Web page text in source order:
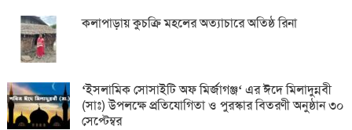
কলাপাড়ায় কুচক্রি মহলের অত্যাচারে অতিষ্ঠ রিনা
‘ইসলামিক সোসাইটি অফ মির্জাগঞ্জ‘ এর ঈদে মিলাদুন্নবী
(সাঃ) উপলক্ষে প্রতিযোগিতা ও পুরস্কার বিতরণী অনুষ্ঠান ৩০
সেপ্টেম্বর